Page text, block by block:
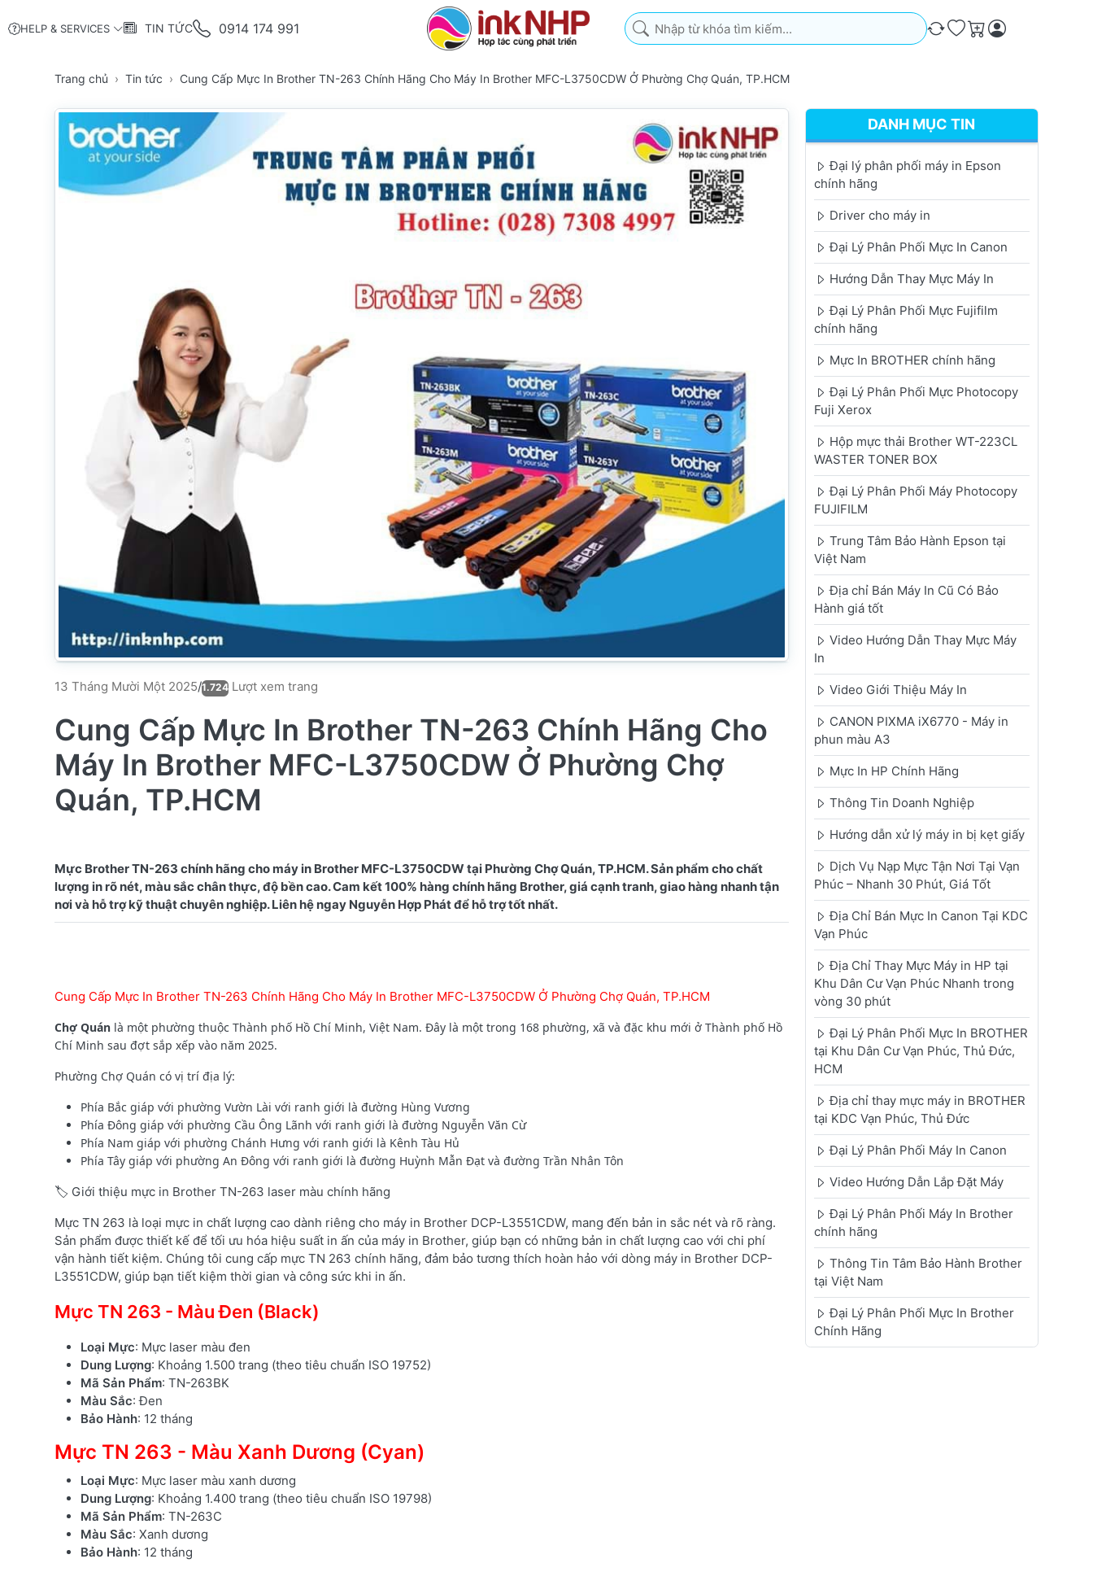
HELP & SERVICES TIN TỨC 0914 174 991
Nhập từ khóa tìm kiếm. Kết quả sẽ tự động xuất hiện khi bạn nhập. Nhấn phím
So sánh
Ưa thích
Giỏ hàng
Trang chủ Tin tức Cung Cấp Mực In Brother TN-263 Chính Hãng Cho Máy In Brother MFC-L3750CDW Ở Phường Chợ Quán, TP.HCM
13 Tháng Mười Một 2025/1.724 Lượt xem trang
Cung Cấp Mực In Brother TN-263 Chính Hãng Cho
Máy In Brother MFC-L3750CDW Ở Phường Chợ
Quán, TP.HCM
Mực Brother TN-263 chính hãng cho máy in Brother MFC-L3750CDW tại Phường Chợ Quán, TP.HCM. Sản phẩm cho chất
lượng in rõ nét, màu sắc chân thực, độ bền cao. Cam kết 100% hàng chính hãng Brother, giá cạnh tranh, giao hàng nhanh tận
Cung Cấp Mực In Brother TN-263 Chính Hãng Cho Máy In Brother MFC-L3750CDW Ở Phường Chợ Quán, TP.HCM
Chợ Quán là một phường thuộc Thành phố Hồ Chí Minh, Việt Nam. Đây là một trong 168 phường, xã và đặc khu mới ở Thành phố Hồ
Chí Minh sau đợt sắp xếp vào năm 2025.
Phường Chợ Quán có vị trí địa lý:
Phía Bắc giáp với phường Vườn Lài với ranh giới là đường Hùng Vương
Phía Đông giáp với phường Cầu Ông Lãnh với ranh giới là đường Nguyễn Văn Cừ
Phía Nam giáp với phường Chánh Hưng với ranh giới là Kênh Tàu Hủ
Phía Tây giáp với phường An Đông với ranh giới là đường Huỳnh Mẫn Đạt và đường Trần Nhân Tôn
🏷️ Giới thiệu mực in Brother TN-263 laser màu chính hãng
Mực TN 263 là loại mực in chất lượng cao dành riêng cho máy in Brother DCP-L3551CDW, mang đến bản in sắc nét và rõ ràng.
Sản phẩm được thiết kế để tối ưu hóa hiệu suất in ấn của máy in Brother, giúp bạn có những bản in chất lượng cao với chi phí
vận hành tiết kiệm. Chúng tôi cung cấp mực TN 263 chính hãng, đảm bảo tương thích hoàn hảo với dòng máy in Brother DCP-
L3551CDW, giúp bạn tiết kiệm thời gian và công sức khi in ấn.
Mực TN 263 - Màu Đen (Black)
Loại Mực: Mực laser màu đen
Dung Lượng: Khoảng 1.500 trang (theo tiêu chuẩn ISO 19752)
Mã Sản Phẩm: TN-263BK
Màu Sắc: Đen
Bảo Hành: 12 tháng
Mực TN 263 - Màu Xanh Dương (Cyan)
Loại Mực: Mực laser màu xanh dương
Dung Lượng: Khoảng 1.400 trang (theo tiêu chuẩn ISO 19798)
Mã Sản Phẩm: TN-263C
Màu Sắc: Xanh dương
Bảo Hành: 12 tháng
DANH MỤC TIN
Đại lý phân phối máy in Epson
chính hãng
Driver cho máy in
Đại Lý Phân Phối Mực In Canon
Hướng Dẫn Thay Mực Máy In
Đại Lý Phân Phối Mực Fujifilm
chính hãng
Mực In BROTHER chính hãng
Đại Lý Phân Phối Mực Photocopy
Fuji Xerox
Hộp mực thải Brother WT-223CL
WASTER TONER BOX
Đại Lý Phân Phối Máy Photocopy
FUJIFILM
Trung Tâm Bảo Hành Epson tại
Việt Nam
Địa chỉ Bán Máy In Cũ Có Bảo
Hành giá tốt
Video Hướng Dẫn Thay Mực Máy
In
Video Giới Thiệu Máy In
CANON PIXMA iX6770 - Máy in
phun màu A3
Mực In HP Chính Hãng
Thông Tin Doanh Nghiệp
Hướng dẫn xử lý máy in bị kẹt giấy
Dịch Vụ Nạp Mực Tận Nơi Tại Vạn
Phúc – Nhanh 30 Phút, Giá Tốt
Địa Chỉ Bán Mực In Canon Tại KDC
Vạn Phúc
Địa Chỉ Thay Mực Máy in HP tại
Khu Dân Cư Vạn Phúc Nhanh trong
vòng 30 phút
Đại Lý Phân Phối Mực In BROTHER
tại Khu Dân Cư Vạn Phúc, Thủ Đức,
HCM
Địa chỉ thay mực máy in BROTHER
tại KDC Vạn Phúc, Thủ Đức
Đại Lý Phân Phối Máy In Canon
Video Hướng Dẫn Lắp Đặt Máy
Đại Lý Phân Phối Máy In Brother
chính hãng
Thông Tin Tâm Bảo Hành Brother
tại Việt Nam
Đại Lý Phân Phối Mực In Brother
Chính Hãng